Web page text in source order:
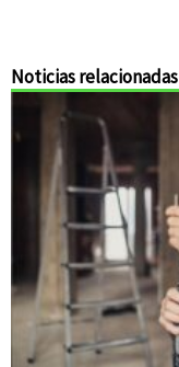
Noticias relacionadas